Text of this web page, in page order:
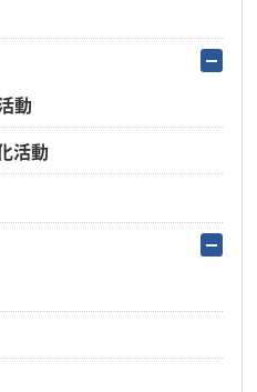
動
活動